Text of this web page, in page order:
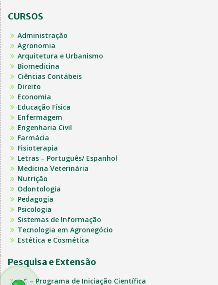
CURSOS
Administração
Agronomia
Arquitetura e Urbanismo
Biomedicina
Ciências Contábeis
Direito
Economia
Educação Física
Enfermagem
Engenharia Civil
Farmácia
Fisioterapia
Letras – Português/ Espanhol
Medicina Veterinária
Nutrição
Odontologia
Pedagogia
Psicologia
Sistemas de Informação
Tecnologia em Agronegócio
Estética e Cosmética
Pesquisa e Extensão
PIC – Programa de Iniciação Científica